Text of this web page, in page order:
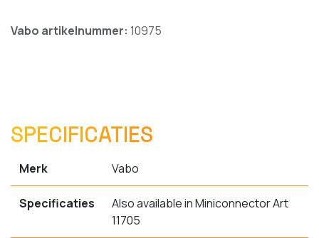
Vabo artikelnummer: 10975
SPECIFICATIES
Merk Vabo
Specificaties
Also available in Miniconnector Art
11705